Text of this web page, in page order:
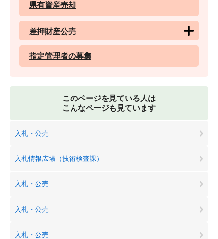
県有資産売却
差押財産公売
指定管理者の募集
このページを見ている人は
こんなページも見ています
入札・公売
入札情報広場（技術検査課）
入札・公売
入札・公売
入札・公売